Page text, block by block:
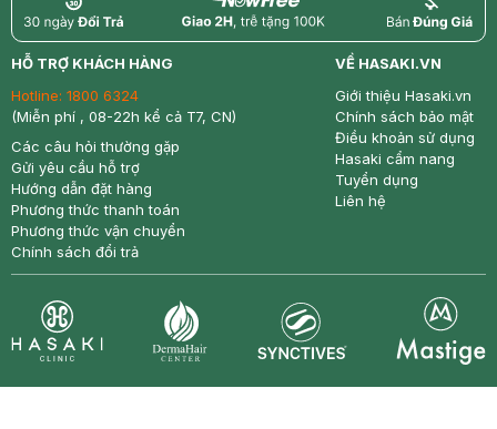
return nowfree price
HỖ TRỢ KHÁCH HÀNG
Hotline: 1800 6324
(Miễn phí , 08-22h kể cả T7, CN)
Các câu hỏi thường gặp
Gửi yêu cầu hỗ trợ
Hướng dẫn đặt hàng
Phương thức thanh toán
Phương thức vận chuyển
Chính sách đổi trả
VỀ HASAKI.VN
Giới thiệu Hasaki.vn
Chính sách bảo mật
Điều khoản sử dụng
Hasaki cẩm nang
Tuyển dụng
Liên hệ